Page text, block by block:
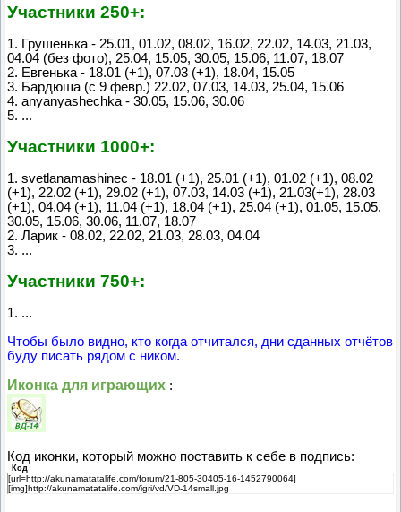
Участники 250+:
1. Грушенька - 25.01, 01.02, 08.02, 16.02, 22.02, 14.03, 21.03,
04.04 (без фото), 25.04, 15.05, 30.05, 15.06, 11.07, 18.07
2. Евгенька - 18.01 (+1), 07.03 (+1), 18.04, 15.05
3. Бардюша (с 9 февр.) 22.02, 07.03, 14.03, 25.04, 15.06
4. anyanyashechka - 30.05, 15.06, 30.06
5. ...
Участники 1000+:
1. svetlanamashinec - 18.01 (+1), 25.01 (+1), 01.02 (+1), 08.02
(+1), 22.02 (+1), 29.02 (+1), 07.03, 14.03 (+1), 21.03(+1), 28.03
(+1), 04.04 (+1), 11.04 (+1), 18.04 (+1), 25.04 (+1), 01.05, 15.05,
30.05, 15.06, 30.06, 11.07, 18.07
2. Ларик - 08.02, 22.02, 21.03, 28.03, 04.04
3. ...
Участники 750+:
1. ...
Чтобы было видно, кто когда отчитался, дни сданных отчётов
буду писать рядом с ником.
Иконка для играющих :
Код иконки, который можно поставить к себе в подпись:
Код
[url=http://akunamatatalife.com/forum/21-805-30405-16-1452790064]
[img]http://akunamatatalife.com/igri/vd/VD-14small.jpg